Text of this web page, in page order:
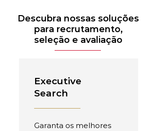
Descubra nossas soluções
para recrutamento,
seleção e avaliação
Executive
Search
Garanta os melhores